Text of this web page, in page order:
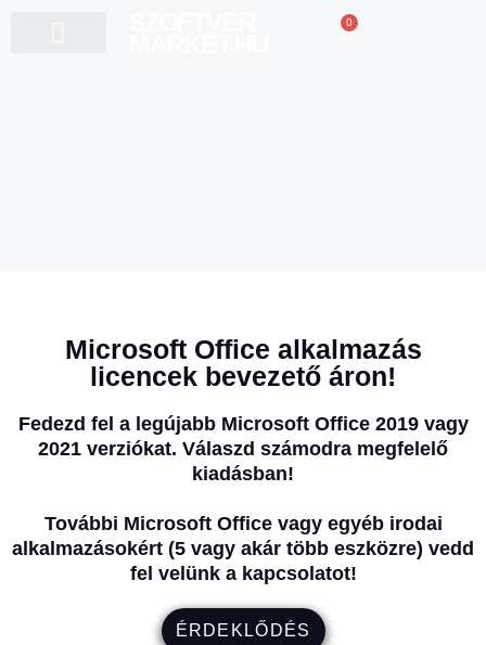
0
Microsoft Office alkalmazás
licencek bevezető áron!
Fedezd fel a legújabb Microsoft Office 2019 vagy
2021 verziókat. Válaszd számodra megfelelő
kiadásban!
További Microsoft Office vagy egyéb irodai
alkalmazásokért (5 vagy akár több eszközre) vedd
fel velünk a kapcsolatot!
ÉRDEKLŐDÉS